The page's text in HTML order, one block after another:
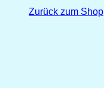
Zurück zum Shop